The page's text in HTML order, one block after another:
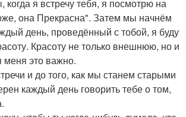
я встречу тебя, я посмотрю на
она Прекрасна". Затем мы начнём
день, проведённый с тобой, я буду
Красоту не только внешнюю, но и
это важно.
и до того, как мы станем старыми
каждый день говорить тебе о том,